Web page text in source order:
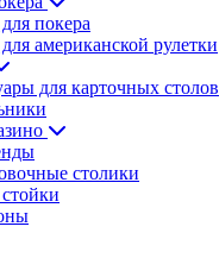
покера
американской рулетки
для карточных столов
столики